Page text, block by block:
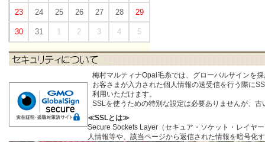
23 24 25 26 27 28 29
30 31 1 2 3 4 5
梅村マルティナOpal毛糸では、グローバルサインを
お客さまが入力された個人情報の送受信を行う際に
利用いただけます。
SSLを使うための特別な設定は必要ありませんが、
≪SSLとは≫
Secure Sockets Layer（セキュア・ソケット・レイヤ
人情報等や、該当ページから返信された情報を暗号化